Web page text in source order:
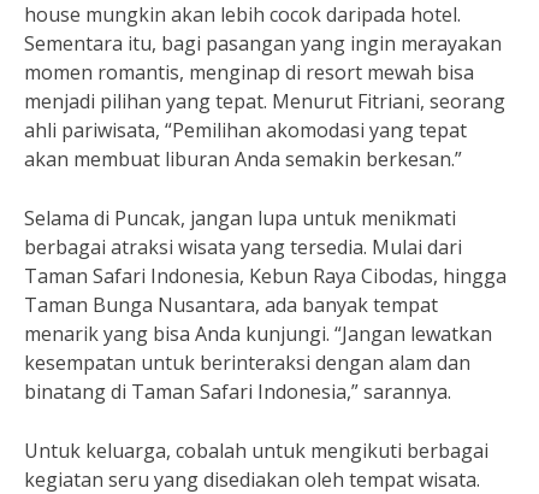
house mungkin akan lebih cocok daripada hotel.
Sementara itu, bagi pasangan yang ingin merayakan
momen romantis, menginap di resort mewah bisa
menjadi pilihan yang tepat. Menurut Fitriani, seorang
ahli pariwisata, “Pemilihan akomodasi yang tepat
akan membuat liburan Anda semakin berkesan.”
Selama di Puncak, jangan lupa untuk menikmati
berbagai atraksi wisata yang tersedia. Mulai dari
Taman Safari Indonesia, Kebun Raya Cibodas, hingga
Taman Bunga Nusantara, ada banyak tempat
menarik yang bisa Anda kunjungi. “Jangan lewatkan
kesempatan untuk berinteraksi dengan alam dan
binatang di Taman Safari Indonesia,” sarannya.
Untuk keluarga, cobalah untuk mengikuti berbagai
kegiatan seru yang disediakan oleh tempat wisata.